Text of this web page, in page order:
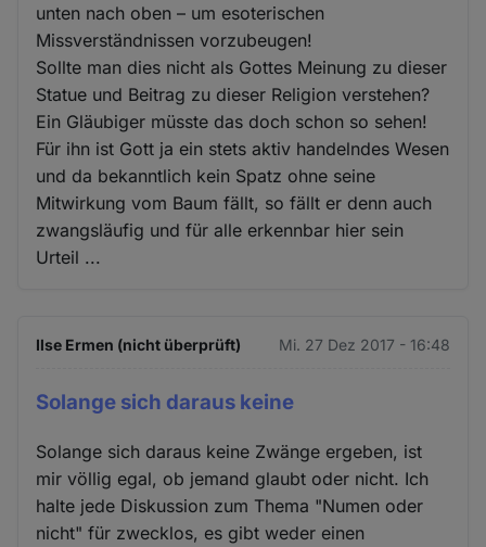
unten nach oben – um esoterischen
Missverständnissen vorzubeugen!
Sollte man dies nicht als Gottes Meinung zu dieser
Statue und Beitrag zu dieser Religion verstehen?
Ein Gläubiger müsste das doch schon so sehen!
Für ihn ist Gott ja ein stets aktiv handelndes Wesen
und da bekanntlich kein Spatz ohne seine
Mitwirkung vom Baum fällt, so fällt er denn auch
zwangsläufig und für alle erkennbar hier sein
Urteil ...
Ilse Ermen (nicht überprüft) Mi. 27 Dez 2017 - 16:48
Solange sich daraus keine
Solange sich daraus keine Zwänge ergeben, ist
mir völlig egal, ob jemand glaubt oder nicht. Ich
halte jede Diskussion zum Thema "Numen oder
nicht" für zwecklos, es gibt weder einen